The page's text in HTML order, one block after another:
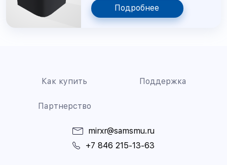
Подробнее
Как купить Поддержка
Партнерство
mirxr@samsmu.ru
+7 846 215-13-63